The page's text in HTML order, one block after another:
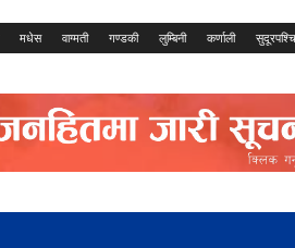
मधेस वाग्मती गण्डकी लुम्बिनी कर्णाली